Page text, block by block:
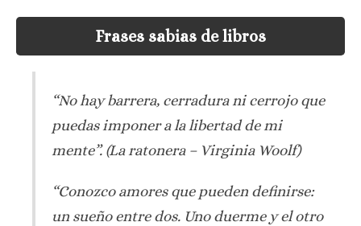
Frases sabias de libros
“No hay barrera, cerradura ni cerrojo que
puedas imponer a la libertad de mi
mente”.(La ratonera – Virginia Woolf)
“Conozco amores que pueden definirse:
un sueño entre dos. Uno duerme y el otro